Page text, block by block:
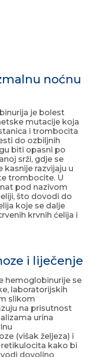
noćnu
je bolest
mutacije koja
i trombocita
do ozbiljnih
biti opasni po
srži, gdje se
kasnije razvijaju u
trombocite. U
pod nazivom
što dovodi do
koje se dalje
krvnih ćelija i
i liječenje
hemoglobinurije se
laboratorijskih
slikom
na prisutnost
urina
(višak željeza) i
retikulocita kako bi
dovoljno